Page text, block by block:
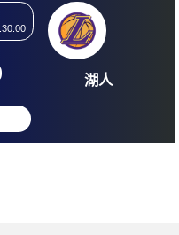
05-12 10:30:00
: 0 湖